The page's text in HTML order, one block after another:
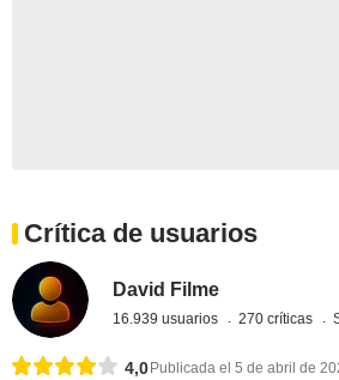
Crítica de usuarios
David Filme
16.939 usuarios 270 críticas
4,0 Publicada el 5 de abril de